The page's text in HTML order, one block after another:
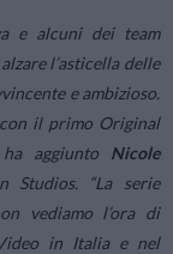
e alcuni dei team
l’asticella delle
e ambizioso.
con il primo Original
aggiunto Nicole
Studios. “La serie
vediamo l’ora di
in Italia e nel